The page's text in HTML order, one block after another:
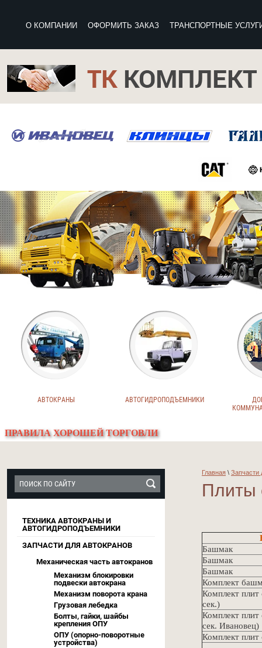
О КОМПАНИИ ОФОРМИТЬ ЗАКАЗ ТРАНСПОРТНЫЕ
ПРАВИЛА ХОРОШЕЙ ТОРГОВЛИ
АВТОКРАНЫ АВТОГИДРОПОДЪЕМНИКИ
ТЕХНИКА АВТОКРАНЫ И
АВТОГИДРОПОДЪЕМНИКИ
ЗАПЧАСТИ ДЛЯ АВТОКРАНОВ
Механическая часть автокранов
Механизм блокировки
подвески автокрана
Механизм поворота крана
Грузовая лебедка
Болты, гайки, шайбы
крепления ОПУ
ОПУ (опорно-поворотные
устройства)
Главная \ Запчасти
Плиты
Башмак
Башмак
Башмак
Комплект
Комплект
сек.)
Комплект
сек. Ивановец)
Комплект